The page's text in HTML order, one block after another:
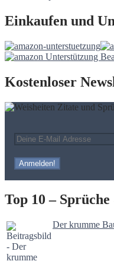
Einkaufen und
Kostenloser
Top 10 –
Der krumme